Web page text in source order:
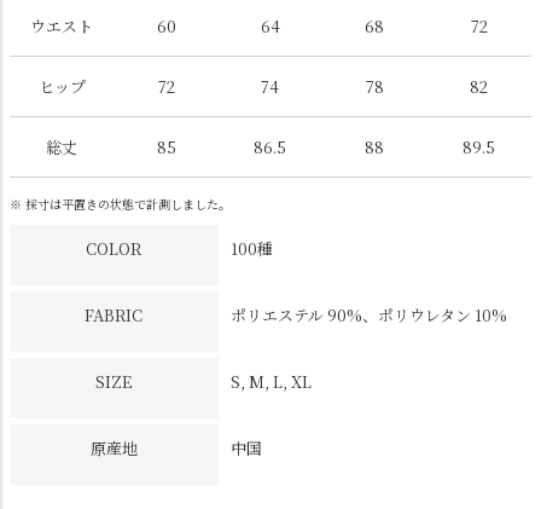
ウエスト 60 64 68 72
ヒップ 72 74 78 82
総丈 85 86.5 88 89.5
※ 採寸は平置きの状態で計測しました。
COLOR 100種
FABRIC ポリエステル 90%、ポリウレタン 10%
SIZE S, M, L, XL
原産地 中国